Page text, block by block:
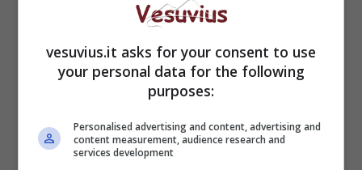
vesuvius.it asks for your consent to use
your personal data for the following
purposes:
Personalised advertising and content, advertising and
content measurement, audience research and
services development